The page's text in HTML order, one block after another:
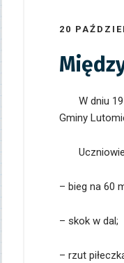
20
W dniu 19
Gminy
Uczniowie z
– bieg na 60
– skok w dal;
– rzut